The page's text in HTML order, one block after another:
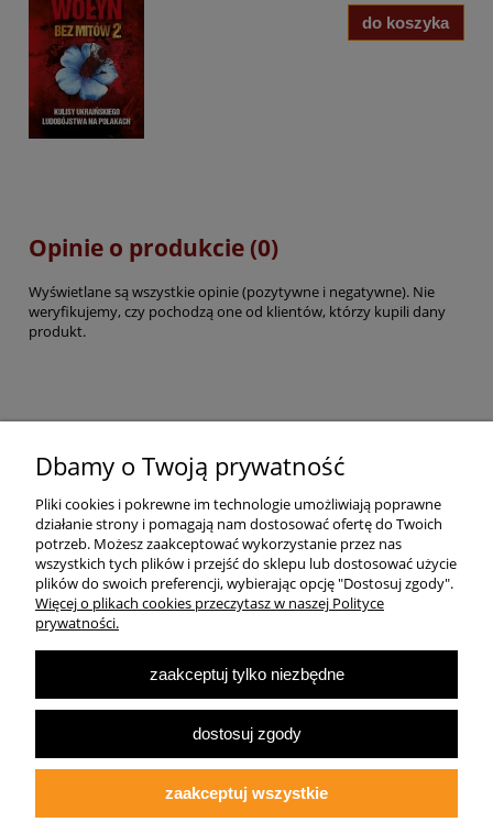
do koszyka
Opinie o produkcie (0)
Wyświetlane są wszystkie opinie (pozytywne i negatywne). Nie
weryfikujemy, czy pochodzą one od klientów, którzy kupili dany
produkt.
Pomoc
Dostawa
Moje konto
Największa Księgarnia Internetowa Po Prawej Stronie, ulubiona księgarnia
Multibook.pl- Wszelkie prawa zastrzeżone.
Księgarnia prawicowa, prawicowe książki, katolicyzm, tradycjonalizm, patriotyzm,
koszulki patriotyczne.
Dbamy o Twoją prywatność
Pliki cookies i pokrewne im technologie umożliwiają poprawne
działanie strony i pomagają nam dostosować ofertę do Twoich
potrzeb. Możesz zaakceptować wykorzystanie przez nas
wszystkich tych plików i przejść do sklepu lub dostosować użycie
plików do swoich preferencji, wybierając opcję "Dostosuj zgody".
Więcej o plikach cookies przeczytasz w naszej Polityce
prywatności.
zaakceptuj tylko niezbędne
dostosuj zgody
zaakceptuj wszystkie